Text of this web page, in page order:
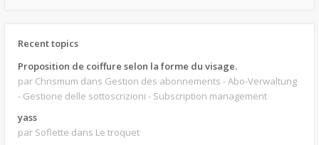
Recent topics
Proposition de coiffure selon la forme du visage.
par Chrismum dans Gestion des abonnements - Abo-Verwaltung
- Gestione delle sottoscrizioni - Subscription management
yass
par Soflette dans Le troquet